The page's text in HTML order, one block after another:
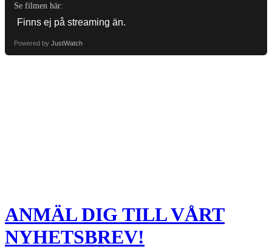
Se filmen här:
Powered by JustWatch
ANMÄL DIG TILL VÅRT
NYHETSBREV!